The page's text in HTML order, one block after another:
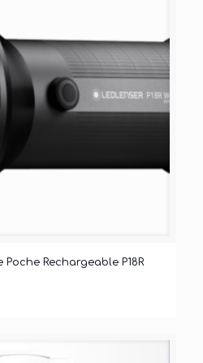
Rechargeable P18R